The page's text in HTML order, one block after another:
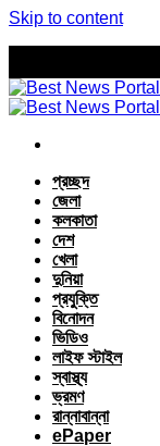
Skip to content
প্রচ্ছদ
জেলা
কলকাতা
দেশ
খেলা
দুনিয়া
প্রযুক্তি
বিনোদন
ভিডিও
লাইফ স্টাইল
স্বাস্থ্য
ভ্রমণ
রান্নাবান্না
ePaper